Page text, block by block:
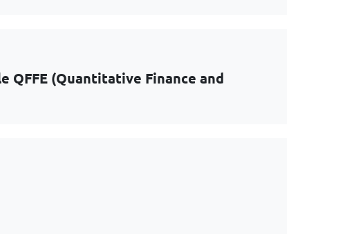
QFFE (Quantitative Finance and